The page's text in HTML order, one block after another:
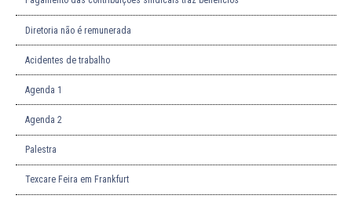
Diretoria não é remunerada
Acidentes de trabalho
Agenda 1
Agenda 2
Palestra
Texcare Feira em Frankfurt